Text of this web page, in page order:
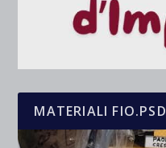
MATERIALI FIO.PSD